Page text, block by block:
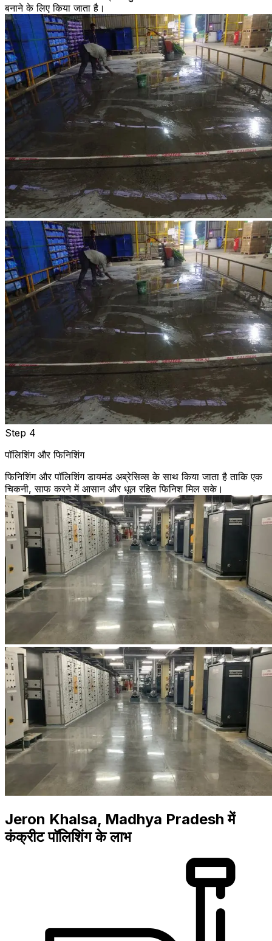
बनाने के लिए किया जाता है।
Step 4
पॉलिशिंग और फिनिशिंग
फिनिशिंग और पॉलिशिंग डायमंड अब्रेसिव्स के साथ किया जाता है ताकि एक
चिकनी, साफ करने में आसान और धूल रहित फिनिश मिल सके।
Jeron Khalsa, Madhya Pradesh में
कंक्रीट पॉलिशिंग के लाभ